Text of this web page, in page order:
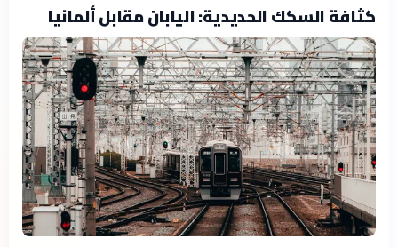
كثافة السكك الحديدية: اليابان مقابل ألمانيا